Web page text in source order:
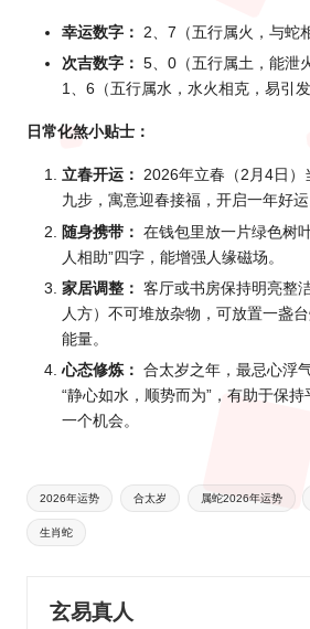
幸运数字： 2、7（五行属火，与蛇
次吉数字： 5、0（五行属土，能泄
1、6（五行属水，水火相克，易引发
日常化煞小贴士：
立春开运： 2026年立春（2月4日）
九步，寓意迎春接福，开启一年好运
随身携带： 在钱包里放一片绿色树
人相助”四字，能增强人缘磁场。
家居调整： 客厅或书房保持明亮整
人方）不可堆放杂物，可放置一盏
能量。
心态修炼： 合太岁之年，最忌心浮
“静心如水，顺势而为”，有助于保
一个机会。
Tags:
2026年运势 合太岁 属蛇2026年运势
生肖蛇
玄易真人